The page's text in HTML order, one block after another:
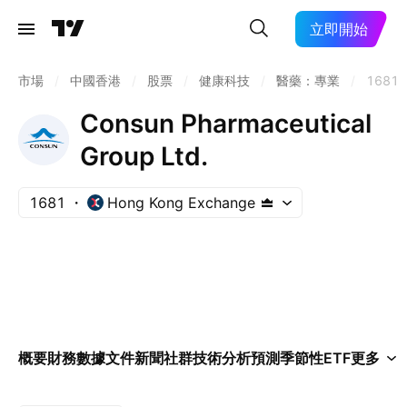
立即開始
市場 中國香港 股票 健康科技 醫藥：專業 1681
Consun Pharmaceutical
Group Ltd.
1681 Hong Kong Exchange
概要財務數據文件新聞社群技術分析預測季節性ETF更多